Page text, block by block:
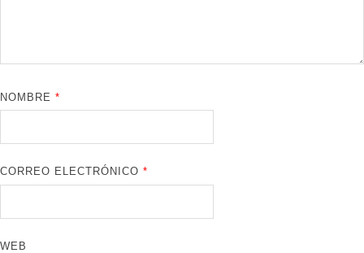
NOMBRE*
CORREO ELECTRÓNICO*
WEB